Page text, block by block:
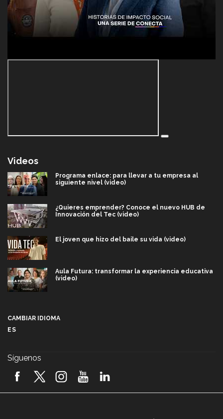
Videos
Programa enlace: para llevar a tu empresa al
siguiente nivel (video)
¿Quieres emprender? Conoce el nuevo HUB de
Innovación del Tec (video)
El joven que hizo del baile su vida (video)
Aula Futura: transformar la experiencia educativa
(video)
2026! (video)
CAMBIAR IDIOMA
ES
Síguenos